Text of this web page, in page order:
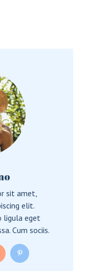
sit amet,
elit.
ligula eget
Cum sociis.